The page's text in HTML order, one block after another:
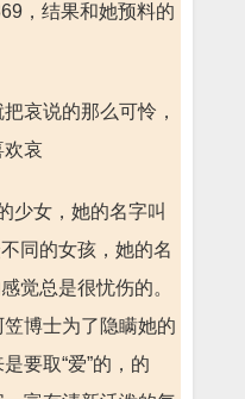
，结果和她预料的
哀说的那么可怜，
欢哀
少女，她的名字叫
同的女孩，她的名
觉总是很忧伤的。
博士为了隐瞒她的
要取“爱”的，的